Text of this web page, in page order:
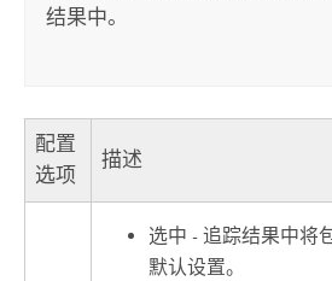
结果中。
配置
选项
描述
选中 - 追踪结果中将
默认设置。